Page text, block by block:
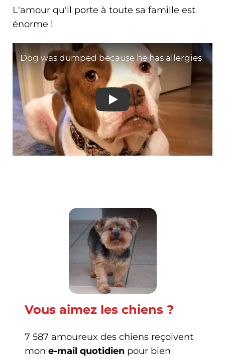
L'amour qu'il porte à toute sa famille est
énorme !
Dog was dumped
Vous aimez les chiens ?
7 587 amoureux des chiens reçoivent
mon e-mail quotidien pour bien